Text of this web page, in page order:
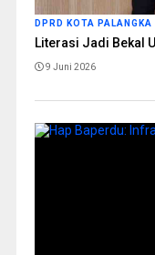
DPRD KOTA PALANGKA
Literasi Jadi Bekal
9 Juni 2026